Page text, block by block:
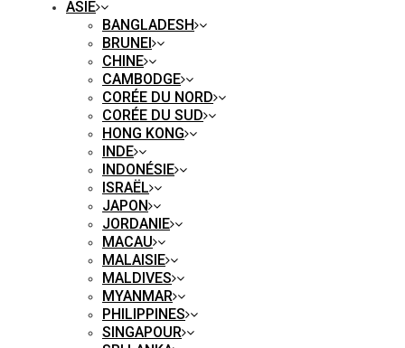
ASIE
BANGLADESH
BRUNEI
CHINE
CAMBODGE
CORÉE DU NORD
CORÉE DU SUD
HONG KONG
INDE
INDONÉSIE
ISRAËL
JAPON
JORDANIE
MACAU
MALAISIE
MALDIVES
MYANMAR
PHILIPPINES
SINGAPOUR